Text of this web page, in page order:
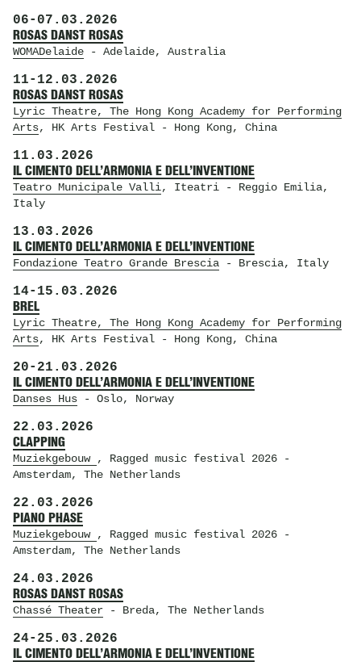
06- 07.03.2026
ROSAS DANST ROSAS
WOMADelaide- Adelaide, Australia
11- 12.03.2026
ROSAS DANST ROSAS
Lyric Theatre, The Hong Kong Academy for Performing
Arts, HK Arts Festival- Hong Kong, China
11.03.2026
IL CIMENTO DELL’ARMONIA E DELL’INVENTIONE
Teatro Municipale Valli, Iteatri- Reggio Emilia,
Italy
13.03.2026
IL CIMENTO DELL’ARMONIA E DELL’INVENTIONE
Fondazione Teatro Grande Brescia- Brescia, Italy
14- 15.03.2026
BREL
Lyric Theatre, The Hong Kong Academy for Performing
Arts, HK Arts Festival- Hong Kong, China
20- 21.03.2026
IL CIMENTO DELL’ARMONIA E DELL’INVENTIONE
Danses Hus- Oslo, Norway
22.03.2026
CLAPPING
Muziekgebouw , Ragged music festival 2026-
Amsterdam, The Netherlands
22.03.2026
PIANO PHASE
Muziekgebouw , Ragged music festival 2026-
Amsterdam, The Netherlands
24.03.2026
ROSAS DANST ROSAS
Chassé Theater- Breda, The Netherlands
24- 25.03.2026
IL CIMENTO DELL’ARMONIA E DELL’INVENTIONE